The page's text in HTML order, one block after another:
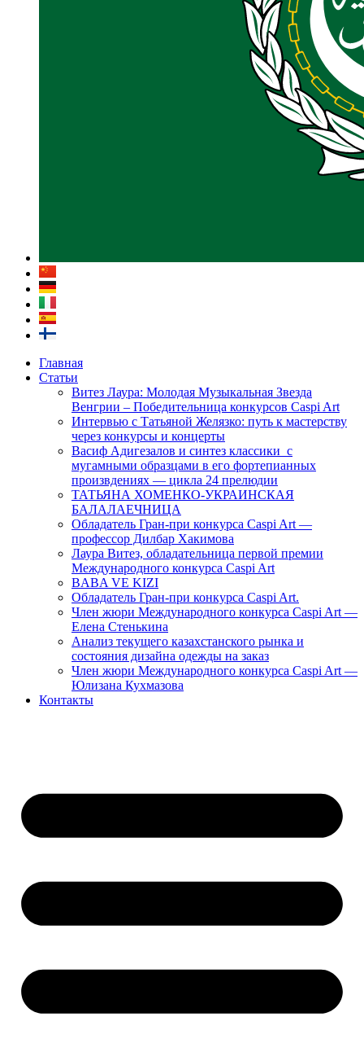
Главная
Статьи
Витез Лаура: Молодая Музыкальная Звезда
Венгрии – Победительница конкурсов Caspi Art
Интервью с Татьяной Желязко: путь к мастерству
через конкурсы и концерты
Васиф Адигезалов и синтез классики с
мугамными образцами в его фортепианных
произвдениях — цикла 24 прелюдии
ТАТЬЯНА ХОМЕНКО-УКРАИНСКАЯ
БАЛАЛАЕЧНИЦА
Обладатель Гран-при конкурса Caspi Art —
профессор Дилбар Хакимова
Лаура Витез, обладательница первой премии
Международного конкурса Caspi Art
BABA VE KIZI
Обладатель Гран-при конкурса Caspi Art.
Член жюри Международного конкурса Caspi Art —
Елена Стенькина
Анализ текущего казахстанского рынка и
состояния дизайна одежды на заказ
Член жюри Международного конкурса Caspi Art —
Юлизана Кухмазова
Контакты